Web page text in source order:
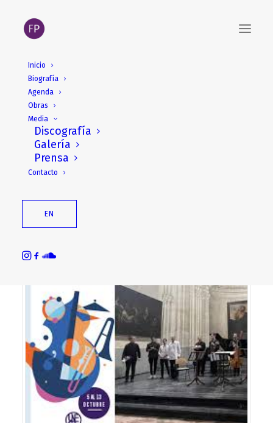
Inicio
Biografía
Agenda
Obras
Media
Discografía
Galería
Prensa
Contacto
EN